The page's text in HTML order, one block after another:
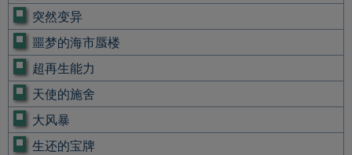
突然变异
噩梦的海市蜃楼
超再生能力
天使的施舍
大风暴
生还的宝牌